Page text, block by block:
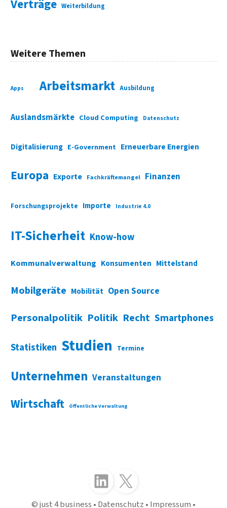
Verträge Weiterbildung
Weitere Themen
Apps Arbeitsmarkt Ausbildung
Auslandsmärkte Cloud Computing Datenschutz
Digitalisierung E-Government Erneuerbare Energien
Europa Exporte Fachkräftemangel Finanzen
Forschungsprojekte Importe Industrie 4.0
IT-Sicherheit Know-how
Kommunalverwaltung Konsumenten Mittelstand
Mobilgeräte Mobilität Open Source
Personalpolitik Politik Recht Smartphones
Statistiken Studien Termine
Unternehmen Veranstaltungen
Wirtschaft Öffentliche Verwaltung
Folgen Sie uns auf LinkedInFolgen Sie uns auf X (Twitter)
just 4 business Datenschutz Impressum